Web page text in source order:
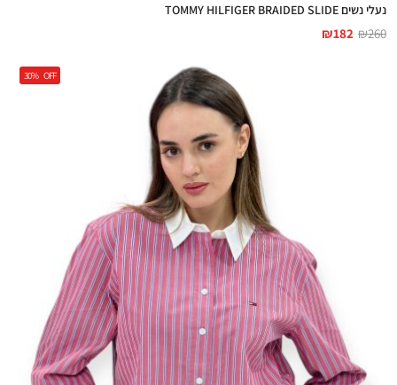
נעלי נשים TOMMY HILFIGER BRAIDED SLIDE
₪260
₪182
30% OFF